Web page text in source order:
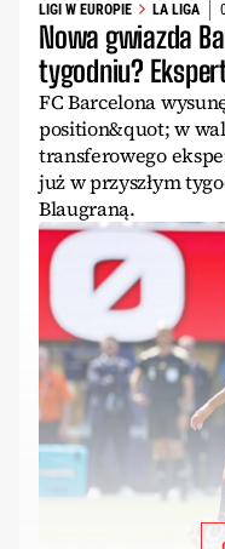
LIGI W EUROPIE LA LIGA
Nowa gwiazda
tygodniu?
FC Barcelona
position&quot; w
transferowego
już w przyszłym
Blaugraną.